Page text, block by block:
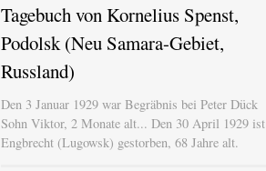
Tagebuch von Kornelius Spenst,
Podolsk (Neu Samara-Gebiet,
Russland)
Den 3 Januar 1929 war Begräbnis bei Peter Dück
Sohn Viktor, 2 Monate alt... Den 30 April 1929 ist
Engbrecht (Lugowsk) gestorben, 68 Jahre alt.